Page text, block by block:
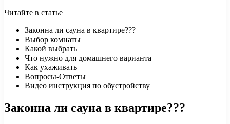
Читайте в статье
Законна ли сауна в квартире???
Выбор комнаты
Какой выбрать
Что нужно для домашнего варианта
Как ухаживать
Вопросы-Ответы
Видео инструкция по обустройству
Законна ли сауна в квартире???